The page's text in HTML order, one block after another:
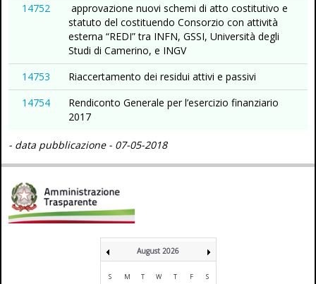
14752
approvazione nuovi schemi di atto costitutivo e
statuto del costituendo Consorzio con attività
esterna “REDI” tra INFN, GSSI, Università degli
Studi di Camerino, e INGV
14753
Riaccertamento dei residui attivi e passivi
14754
Rendiconto Generale per l’esercizio finanziario
2017
- data pubblicazione - 07-05-2018
August 2026
S M T W T F S